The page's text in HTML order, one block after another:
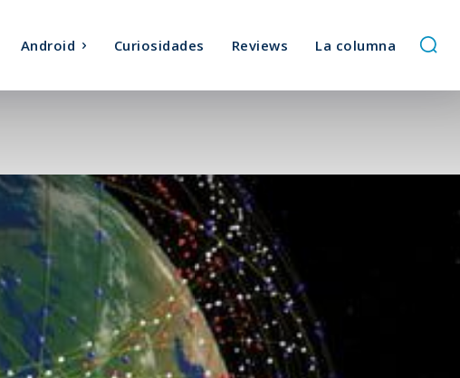
Android Curiosidades Reviews La columna